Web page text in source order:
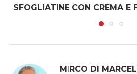
SFOGLIATINE CON CREMA E
MIRCO DI